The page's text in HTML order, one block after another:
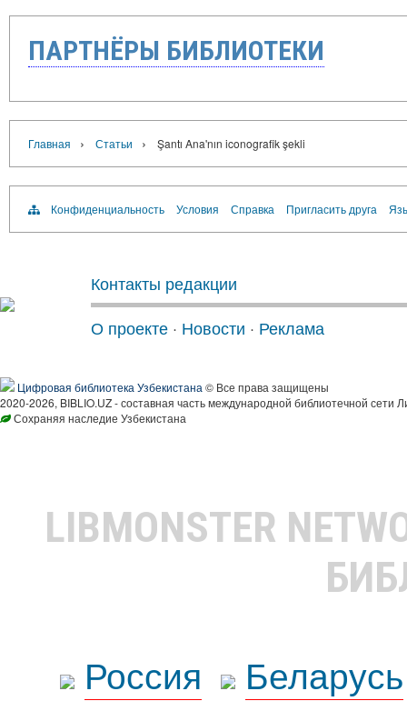
ПАРТНЁРЫ БИБЛИОТЕКИ
Главная › Статьи › Şantı Ana'nın iconografik şekli
Конфиденциальность Условия Справка Пригласить друга
Контакты редакции
О проекте · Новости · Реклама
Цифровая библиотека Узбекистана © Все права защищены
2020-2026, BIBLIO.UZ - составная часть международной библиотечной сети
Сохраняя наследие Узбекистана
LIBMONSTER
Россия
Беларусь